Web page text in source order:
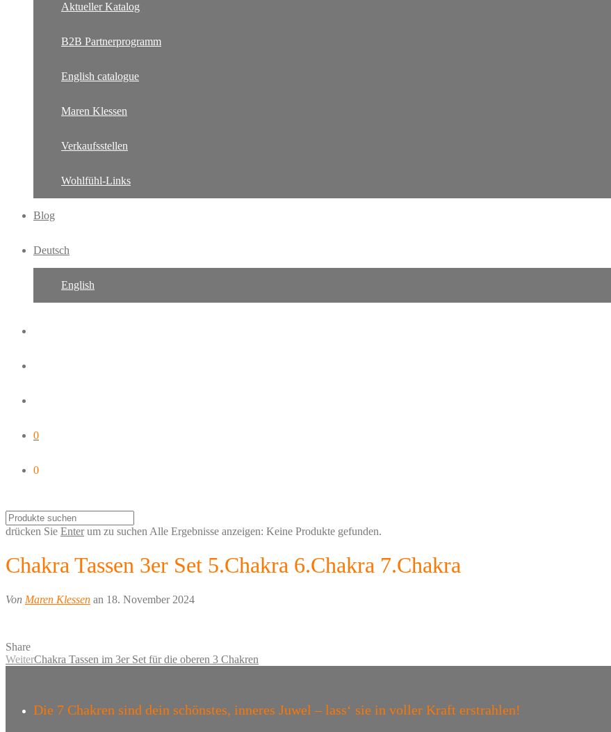
Aktueller Katalog
B2B Partnerprogramm
English catalogue
Maren Klessen
Verkaufsstellen
Wohlfühl-Links
Blog
Deutsch
English
0
0
drücken Sie Enterum zu suchen Alle Ergebnisse anzeigen: Keine Produkte gefunden.
Chakra Tassen 3er Set 5.Chakra 6.Chakra 7.Chakra
Von Maren Klessen an 18. November 2024
Share
WeiterChakra Tassen im 3er Set für die oberen 3 Chakren
Die 7 Chakren sind dein schönstes, inneres Juwel – lass‘ sie in voller Kraft erstrahlen!